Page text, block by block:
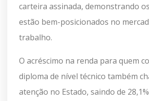
carteira assinada, demonstrando
estão bem-posicionados no
trabalho.
O acréscimo na renda para quem
diploma de nível técnico também
atenção no Estado, saindo de